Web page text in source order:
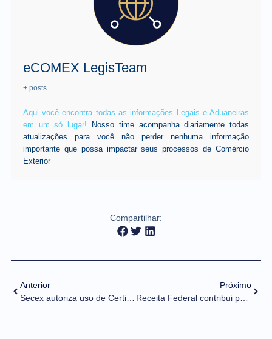
eCOMEX LegisTeam
+ posts
Aqui você encontra todas as informações Legais e Aduaneiras
em um só lugar! Nosso time acompanha diariamente todas
atualizações para você não perder nenhuma informação
importante que possa impactar seus processos de Comércio
Exterior
Compartilhar:
Anterior
Secex autoriza uso de Certificados de Origem Digitais no comércio entre Brasil e Colômbia
Próximo
Receita Federal contribui para o Agronegócio com Manual de Importação de Granéis